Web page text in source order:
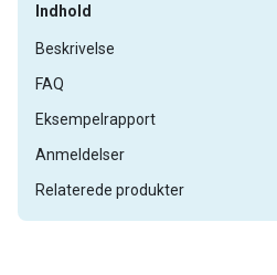
Indhold
Beskrivelse
FAQ
Eksempelrapport
Anmeldelser
Relaterede produkter